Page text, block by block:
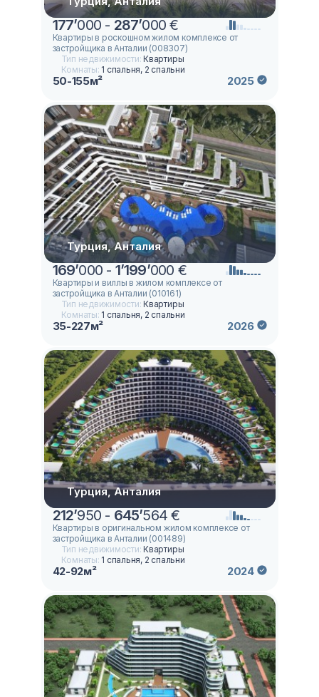
177’000 - 287’000 €
Квартиры в роскошном жилом комплексе от
застройщика в Анталии (008307)
Тип недвижимости:Квартиры
Комнаты: 1 спальня, 2 спальни
50-155м² 2025
Турция, Анталия
169’000 - 1’199’000 €
Квартиры и виллы в жилом комплексе от
застройщика в Анталии (010161)
Тип недвижимости:Квартиры
Комнаты: 1 спальня, 2 спальни
35-227м² 2026
Турция, Анталия
212’950 - 645’564 €
Квартиры в оригинальном жилом комплексе от
застройщика в Анталии (001489)
Тип недвижимости:Квартиры
Комнаты: 1 спальня, 2 спальни
42-92м² 2024